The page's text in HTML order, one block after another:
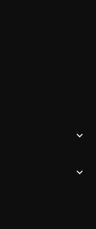
expand_more
expand_more